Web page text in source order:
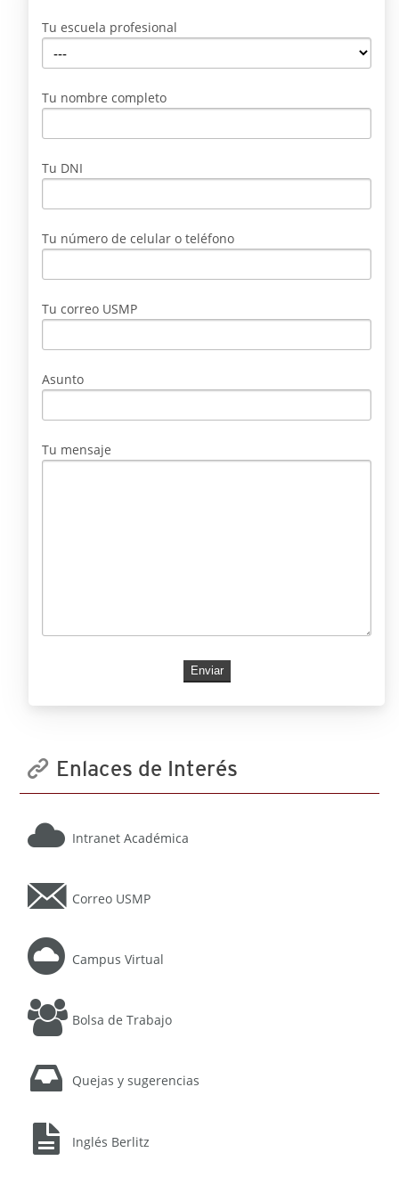
Tu escuela profesional
Tu nombre completo
Tu DNI
Tu número de celular o teléfono
Tu correo USMP
Asunto
Tu mensaje
Enlaces de Interés
Intranet Académica
Correo USMP
Campus Virtual
Bolsa de Trabajo
Quejas y sugerencias
Inglés Berlitz